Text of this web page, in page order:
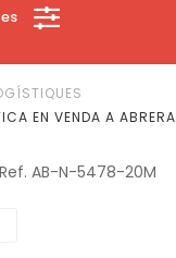
EN VENDA A ABRERA
Ref. AB-N-5478-20M